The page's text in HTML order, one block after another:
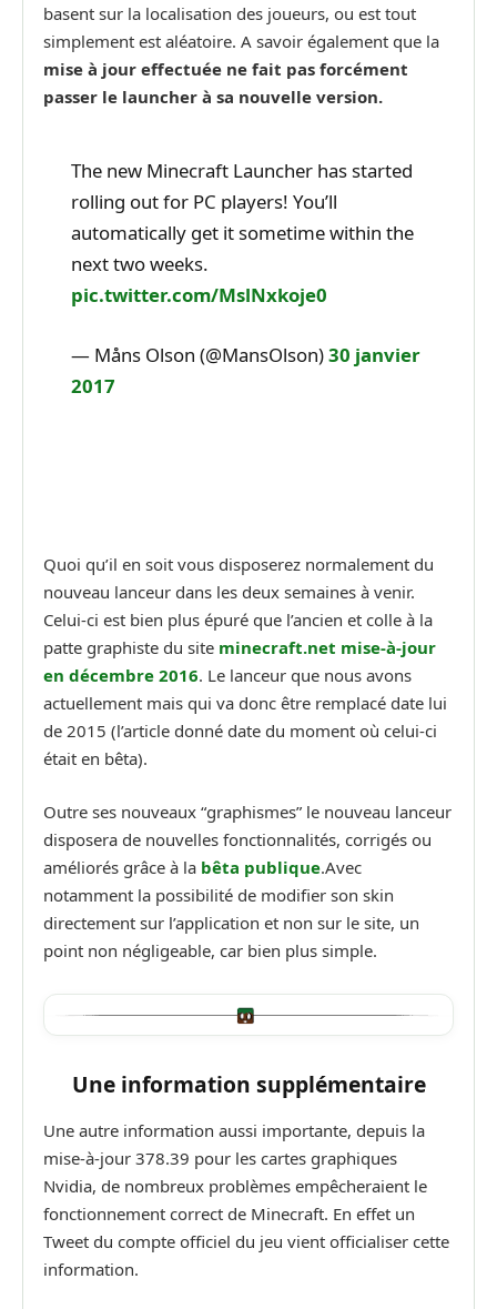
basent sur la localisation des joueurs, ou est tout
simplement est aléatoire. A savoir également que la
mise à jour effectuée ne fait pas forcément
passer le launcher à sa nouvelle version.
The new Minecraft Launcher has started
rolling out for PC players! You’ll
automatically get it sometime within the
next two weeks.
pic.twitter.com/MslNxkoje0
— Måns Olson (@MansOlson)30 janvier
2017
Quoi qu’il en soit vous disposerez normalement du
nouveau lanceur dans les deux semaines à venir.
Celui-ci est bien plus épuré que l’ancien et colle à la
patte graphiste du site minecraft.net mise-à-jour
en décembre 2016. Le lanceur que nous avons
actuellement mais qui va donc être remplacé date lui
de 2015 (l’article donné date du moment où celui-ci
était en bêta).
Outre ses nouveaux “graphismes” le nouveau lanceur
disposera de nouvelles fonctionnalités, corrigés ou
améliorés grâce à la bêta publique.Avec
notamment la possibilité de modifier son skin
directement sur l’application et non sur le site, un
point non négligeable, car bien plus simple.
Une information supplémentaire
Une autre information aussi importante, depuis la
mise-à-jour 378.39 pour les cartes graphiques
Nvidia, de nombreux problèmes empêcheraient le
fonctionnement correct de Minecraft. En effet un
Tweet du compte officiel du jeu vient officialiser cette
information.